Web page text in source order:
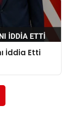
İddia Etti